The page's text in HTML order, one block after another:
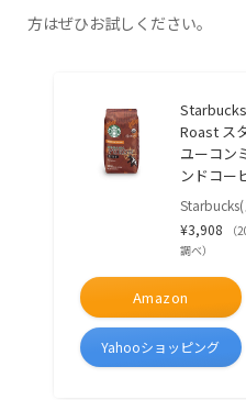
方はぜひお試しください。
Roast ス
ユーコン
ンドコー
¥3,908
調べ）
Amazon
Yahooショッピング